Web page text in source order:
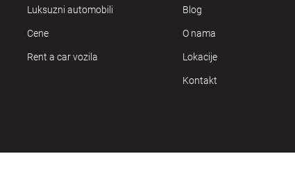
Luksuzni automobili
Cene
Rent a car vozila
Blog
O nama
Lokacije
Kontakt